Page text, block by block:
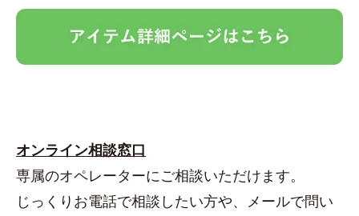
オンライン相談窓口
専属のオペレーターにご相談いただけます。
じっくりお電話で相談したい方や、メールで問い